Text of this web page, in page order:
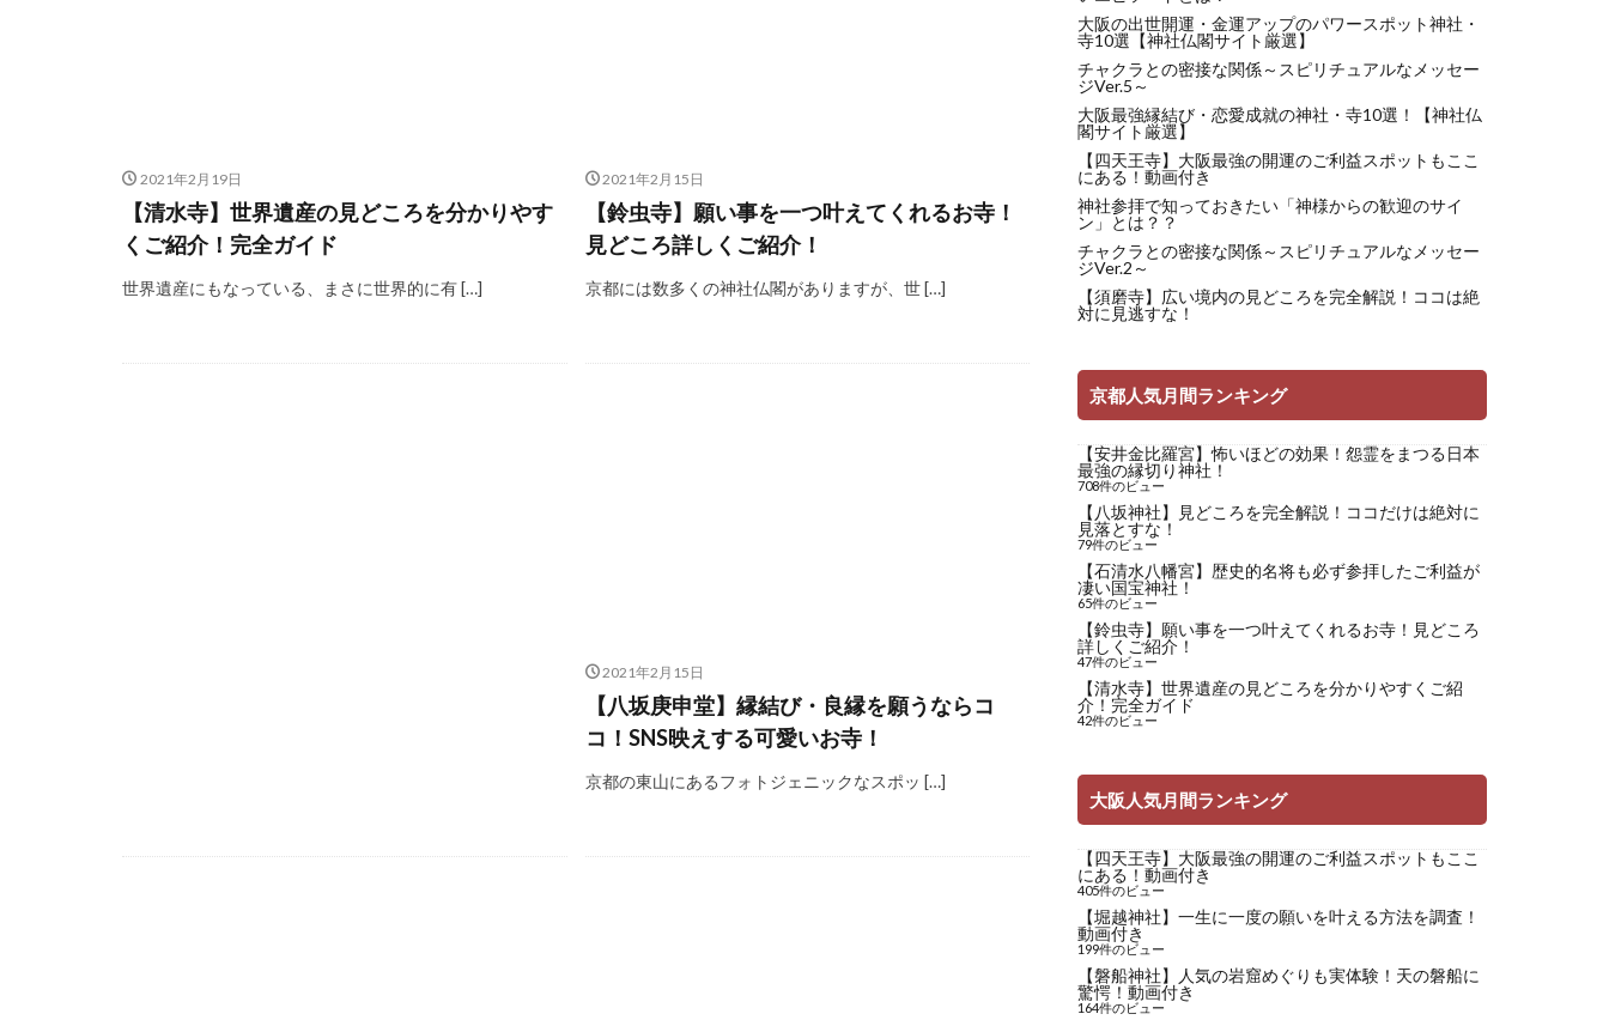
2021年2月19日
【清水寺】世界遺産の見どころを分かりやす
くご紹介！完全ガイド
世界遺産にもなっている、まさに世界的に有 […]
2021年2月15日
【鈴虫寺】願い事を一つ叶えてくれるお寺！
見どころ詳しくご紹介！
京都には数多くの神社仏閣がありますが、世 […]
2021年2月15日
【八坂庚申堂】縁結び・良縁を願うならコ
コ！SNS映えする可愛いお寺！
京都の東山にあるフォトジェニックなスポッ […]
大阪の出世開運・金運アップのパワースポット神社・
寺10選【神社仏閣サイト厳選】
チャクラとの密接な関係～スピリチュアルなメッセー
ジVer.5～
大阪最強縁結び・恋愛成就の神社・寺10選！【神社仏
閣サイト厳選】
【四天王寺】大阪最強の開運のご利益スポットもここ
にある！動画付き
神社参拝で知っておきたい「神様からの歓迎のサイ
ン」とは？？
チャクラとの密接な関係～スピリチュアルなメッセー
ジVer.2～
【須磨寺】広い境内の見どころを完全解説！ココは絶
対に見逃すな！
京都人気月間ランキング
【安井金比羅宮】怖いほどの効果！怨霊をまつる日本
最強の縁切り神社！
708件のビュー
【八坂神社】見どころを完全解説！ココだけは絶対に
見落とすな！
79件のビュー
【石清水八幡宮】歴史的名将も必ず参拝したご利益が
凄い国宝神社！
65件のビュー
【鈴虫寺】願い事を一つ叶えてくれるお寺！見どころ
詳しくご紹介！
47件のビュー
【清水寺】世界遺産の見どころを分かりやすくご紹
介！完全ガイド
42件のビュー
大阪人気月間ランキング
【四天王寺】大阪最強の開運のご利益スポットもここ
にある！動画付き
405件のビュー
【堀越神社】一生に一度の願いを叶える方法を調査！
動画付き
199件のビュー
【磐船神社】人気の岩窟めぐりも実体験！天の磐船に
驚愕！動画付き
164件のビュー